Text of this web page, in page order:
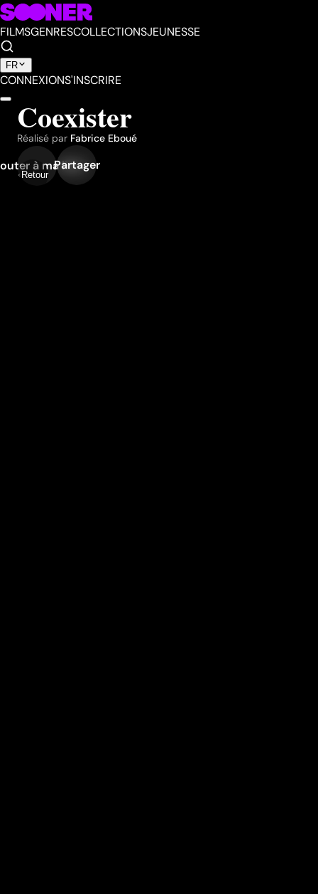
FILMSGENRESCOLLECTIONSJEUNESSE
FR
CONNEXIONS'INSCRIRE
Retour
Coexister
Réalisé par Fabrice Eboué
à ma liste
Partager